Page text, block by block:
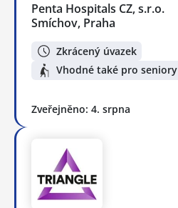
Penta Hospitals CZ, s.r.o.
Smíchov, Praha
Zkrácený úvazek
Vhodné také pro seniory
Zveřejněno: 4. srpna